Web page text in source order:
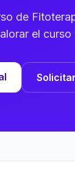
de
el